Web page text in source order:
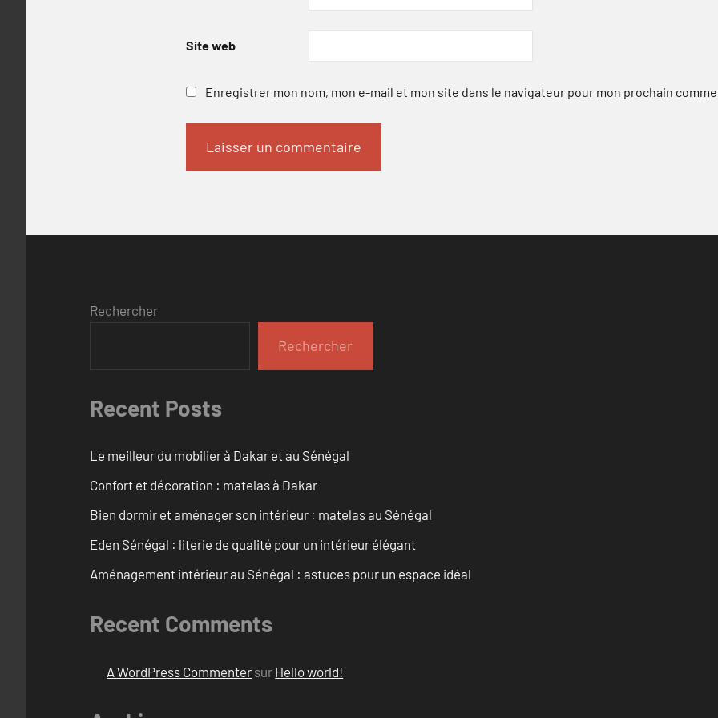
Site web
Enregistrer mon nom, mon e-mail et mon site dans le navigateur pour mon prochain
Rechercher
Rechercher
Recent Posts
Le meilleur du mobilier à Dakar et au Sénégal
Confort et décoration : matelas à Dakar
Bien dormir et aménager son intérieur : matelas au Sénégal
Eden Sénégal : literie de qualité pour un intérieur élégant
Aménagement intérieur au Sénégal : astuces pour un espace idéal
Recent Comments
A WordPress Commenter sur Hello world!